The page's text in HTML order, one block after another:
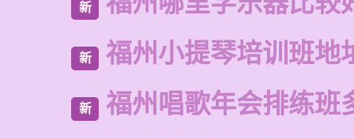
新
新 福州小提琴培训班地
新 福州唱歌年会排练班